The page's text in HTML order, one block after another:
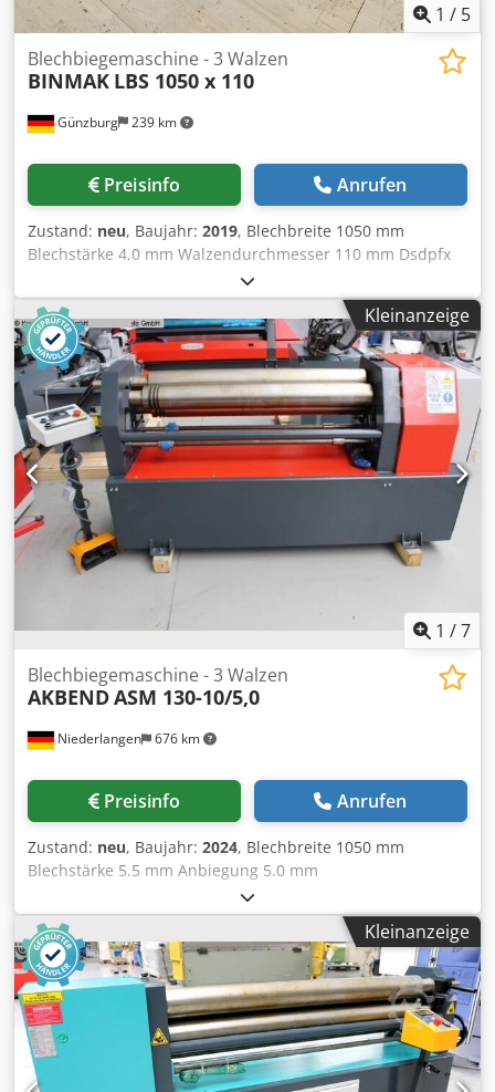
1 / 5
Günzburg 239 km
Blechbiegemaschine - 3 Walzen
BINMAK LBS 1050 x 110
Preisinfo Anrufen
Zustand: neu, Baujahr: 2019, Blechbreite 1050 mm
Blechstärke 4,0 mm Walzendurchmesser 110 mm Dsdpfx
Ajzh N Uwenyewa Gesamtleistungsbedarf 2,2 kw
Kleinanzeige
1 /7
Niederlangen 676 km
Blechbiegemaschine - 3 Walzen
AKBENDASM 130-10/5,0
Preisinfo Anrufen
Zustand: neu, Baujahr: 2024, Blechbreite 1050 mm
Blechstärke 5.5 mm Anbiegung 5.0 mm
Walzendurchmesser 130 / 195 mm Gesamtleistungsbedarf
2.2 kW Maschinengewicht ca. 1050 kg Raumbedarf ca.
2150 x 900 x 1200 mm Ausstattung: - 2 Zentralwalzen über
Elektromotor angetrieben Dsdpsq Sz Ahjfx Anyowa -
Oberwange ausschwenkbar - Konischbiegeeinrichtung -
sep. Bedienpult - selbstbremsender Hauptmotor - CE-
Zeichen/Konformitätserklärung Sonderausstattung im
Preis enthalten: - gehärtete Walzen - motorische
Hinterwalzenverstellung - Digitalanzeige
Kleinanzeige